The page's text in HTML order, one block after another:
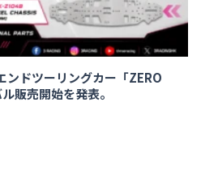
ンドツーリングカー「ZERO
販売開始を発表。